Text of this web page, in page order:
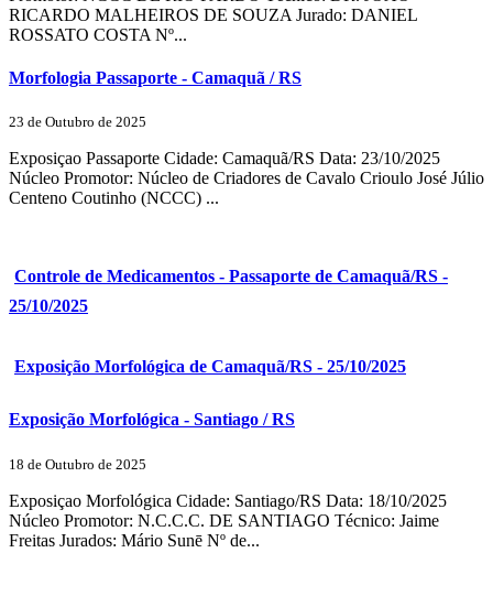
RICARDO MALHEIROS DE SOUZA Jurado: DANIEL
ROSSATO COSTA Nº...
Morfologia Passaporte - Camaquã / RS
23 de Outubro de 2025
Exposiçao Passaporte Cidade: Camaquã/RS Data: 23/10/2025
Núcleo Promotor: Núcleo de Criadores de Cavalo Crioulo José Júlio
Centeno Coutinho (NCCC) ...
Controle de Medicamentos - Passaporte de Camaquã/RS -
25/10/2025
Exposição Morfológica de Camaquã/RS - 25/10/2025
Exposição Morfológica - Santiago / RS
18 de Outubro de 2025
Exposiçao Morfológica Cidade: Santiago/RS Data: 18/10/2025
Núcleo Promotor: N.C.C.C. DE SANTIAGO Técnico: Jaime
Freitas Jurados: Mário Sunē Nº de...